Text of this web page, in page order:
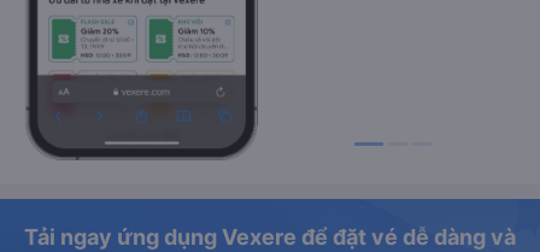
Tải ngay ứng dụng Vexere để đặt vé dễ dàng và